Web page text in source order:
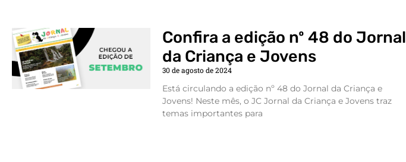
Confira a edição nº 48 do Jornal
da Criança e Jovens
30 de agosto de 2024
Está circulando a edição nº 48 do Jornal da Criança e
Jovens! Neste mês, o JC Jornal da Criança e Jovens traz
temas importantes para